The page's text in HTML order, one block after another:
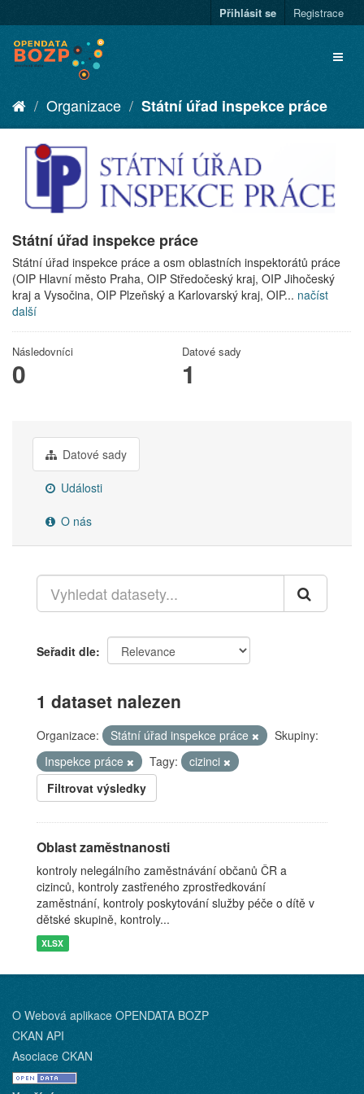
Přihlásit se Registrace
Organizace Státní úřad inspekce práce
Státní úřad inspekce práce
Státní úřad inspekce práce a osm oblastních inspektorátů práce
(OIP Hlavní město Praha, OIP Středočeský kraj, OIP Jihočeský
kraj a Vysočina, OIP Plzeňský a Karlovarský kraj, OIP... načíst
další
Následovníci
0
Datové sady
1
Datové sady
Události
O nás
Seřadit dle
1 dataset nalezen
Organizace: Státní úřad inspekce práce
Skupiny:
Inspekce práce
Tagy:
cizinci
Filtrovat výsledky
Oblast zaměstnanosti
kontroly nelegálního zaměstnávání občanů ČR a
cizinců, kontroly zastřeného zprostředkování
zaměstnání, kontroly poskytování služby péče o dítě v
dětské skupině, kontroly...
XLSX
O Webová aplikace OPENDATA BOZP
CKAN API
Asociace CKAN